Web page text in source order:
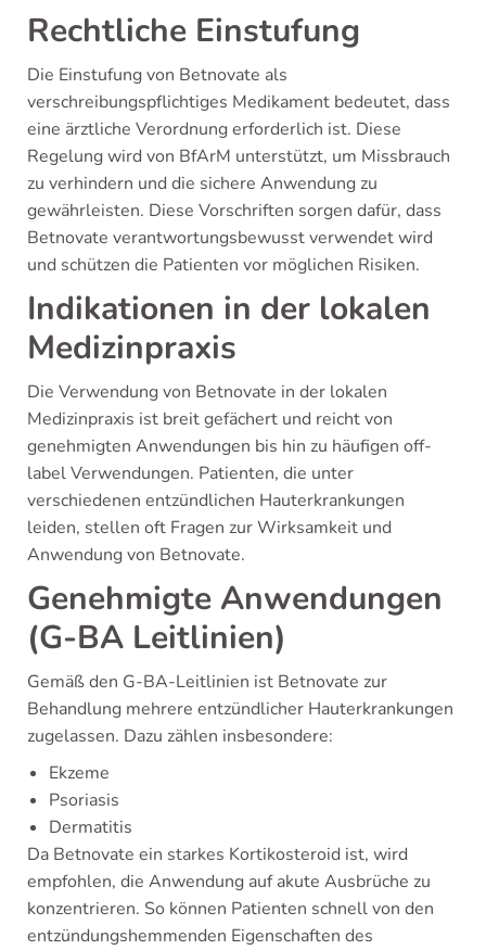
Rechtliche Einstufung
Die Einstufung von Betnovate als
verschreibungspflichtiges Medikament bedeutet, dass
eine ärztliche Verordnung erforderlich ist. Diese
Regelung wird von BfArM unterstützt, um Missbrauch
zu verhindern und die sichere Anwendung zu
gewährleisten. Diese Vorschriften sorgen dafür, dass
Betnovate verantwortungsbewusst verwendet wird
und schützen die Patienten vor möglichen Risiken.
Indikationen in der lokalen
Medizinpraxis
Die Verwendung von Betnovate in der lokalen
Medizinpraxis ist breit gefächert und reicht von
genehmigten Anwendungen bis hin zu häufigen off-
label Verwendungen. Patienten, die unter
verschiedenen entzündlichen Hauterkrankungen
leiden, stellen oft Fragen zur Wirksamkeit und
Anwendung von Betnovate.
Genehmigte Anwendungen
(G-BA Leitlinien)
Gemäß den G-BA-Leitlinien ist Betnovate zur
Behandlung mehrere entzündlicher Hauterkrankungen
zugelassen. Dazu zählen insbesondere:
Ekzeme
Psoriasis
Dermatitis
Da Betnovate ein starkes Kortikosteroid ist, wird
empfohlen, die Anwendung auf akute Ausbrüche zu
konzentrieren. So können Patienten schnell von den
entzündungshemmenden Eigenschaften des